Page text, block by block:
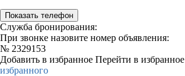
Показать телефон
Служба бронирования:
При звонке назовите номер объявления:
№ 2329153
Добавить в избранное Перейти в избранное
избранного